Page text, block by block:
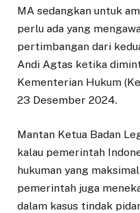
MA sedangkan untuk
perlu ada yang
pertimbangan dari
Andi Agtas ketika
Kementerian Hukum
23 Desember 2024.
Mantan Ketua Badan
kalau pemerintah
hukuman yang
pemerintah juga
dalam kasus tindak